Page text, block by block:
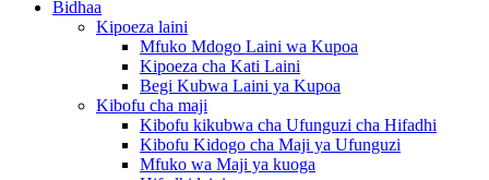
Bidhaa
Kipoeza laini
Mfuko Mdogo Laini wa Kupoa
Kipoeza cha Kati Laini
Begi Kubwa Laini ya Kupoa
Kibofu cha maji
Kibofu kikubwa cha Ufunguzi cha Hifadhi
Kibofu Kidogo cha Maji ya Ufunguzi
Mfuko wa Maji ya kuoga